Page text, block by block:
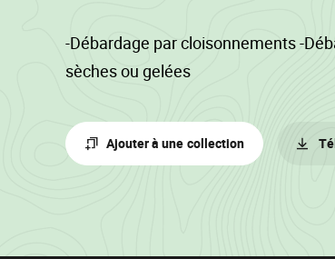
-Débardage par cloisonnements -
sèches ou gelées
Ajouter à une collection